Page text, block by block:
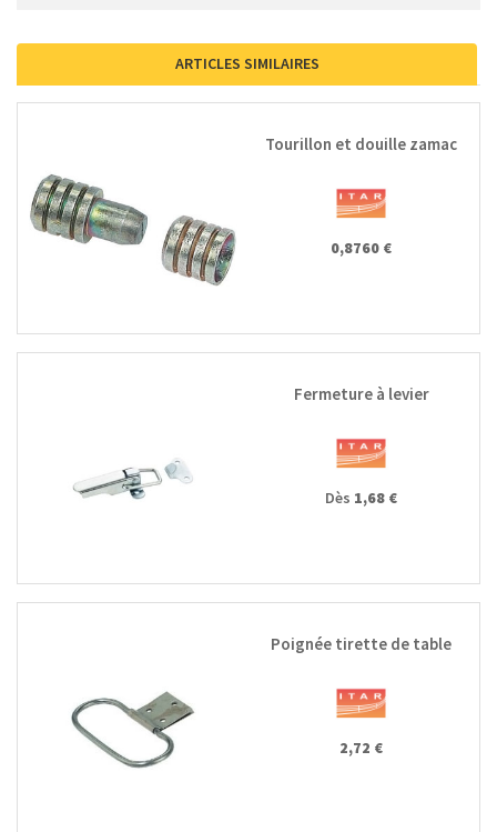
ARTICLES SIMILAIRES
Tourillon et douille zamac
0,8760 €
Fermeture à levier
Dès 1,68 €
Poignée tirette de table
2,72 €